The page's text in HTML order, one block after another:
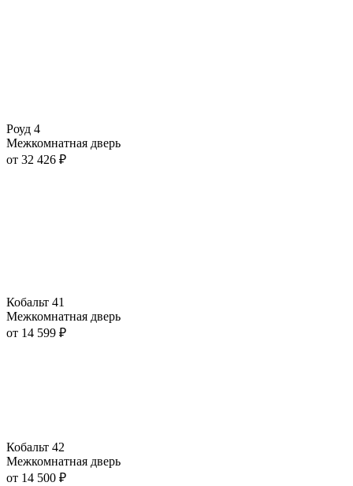
Роуд 4
Межкомнатная дверь
от 32 426 ₽
Кобальт 41
Межкомнатная дверь
от 14 599 ₽
Кобальт 42
Межкомнатная дверь
от 14 500 ₽